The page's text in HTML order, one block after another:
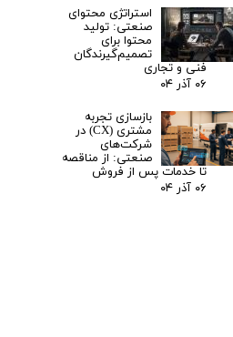
استراتژی محتوای
صنعتی: تولید
محتوا برای
تصمیم‌گیرندگان
فنی و تجاری
۰۶ آذر ۰۴
بازسازی تجربه
مشتری (CX) در
شرکت‌های
صنعتی: از مناقصه
تا خدمات پس از فروش
۰۶ آذر ۰۴